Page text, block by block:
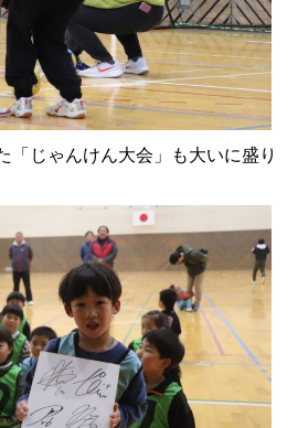
「じゃんけん大会」も大いに盛り